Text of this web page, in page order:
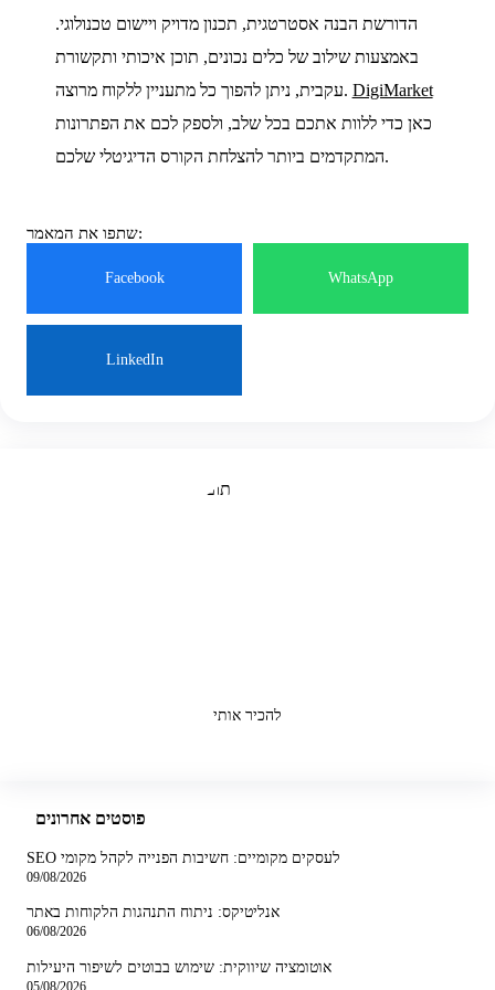
הדורשת הבנה אסטרטגית, תכנון מדויק ויישום טכנולוגי.
באמצעות שילוב של כלים נכונים, תוכן איכותי ותקשורת
עקבית, ניתן להפוך כל מתעניין ללקוח מרוצה. DigiMarket
כאן כדי ללוות אתכם בכל שלב, ולספק לכם את הפתרונות
המתקדמים ביותר להצלחת הקורס הדיגיטלי שלכם.
שתפו את המאמר:
Facebook WhatsApp
LinkedIn
להכיר אותי
פוסטים אחרונים
SEO לעסקים מקומיים: חשיבות הפנייה לקהל מקומי
09/08/2026
אנליטיקס: ניתוח התנהגות הלקוחות באתר
06/08/2026
אוטומציה שיווקית: שימוש בבוטים לשיפור היעילות
05/08/2026